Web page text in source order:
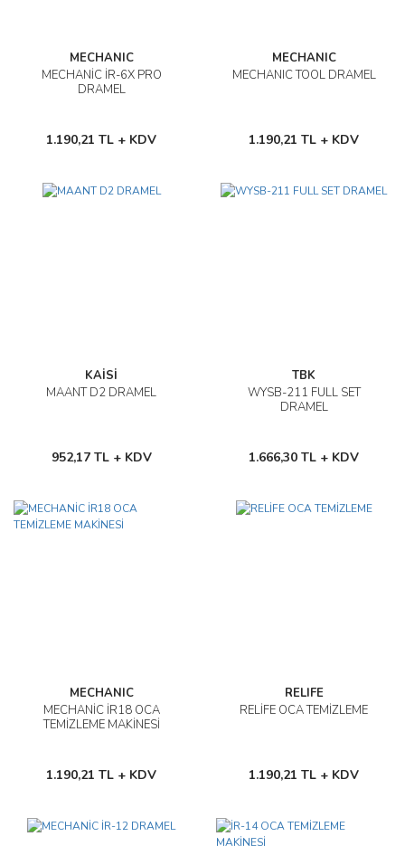
MECHANIC
MECHANİC İR-6X PRO
DRAMEL
1.190,21 TL + KDV
MECHANIC
MECHANIC TOOL DRAMEL
1.190,21 TL + KDV
KAİSİ
MAANT D2 DRAMEL
952,17 TL + KDV
TBK
WYSB-211 FULL SET
DRAMEL
1.666,30 TL + KDV
MECHANIC
MECHANİC İR18 OCA
TEMİZLEME MAKİNESİ
1.190,21 TL + KDV
RELIFE
RELİFE OCA TEMİZLEME
1.190,21 TL + KDV